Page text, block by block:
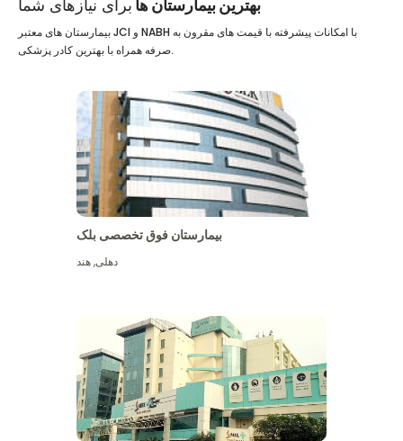
بهترین بیمارستان ها برای نیازهای شما
بیمارستان های معتبر JCI و NABH با امکانات پیشرفته با قیمت های مقرون به
صرفه همراه با بهترین کادر پزشکی.
بیمارستان فوق تخصصی بلک
دهلی,هند